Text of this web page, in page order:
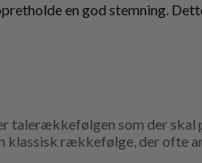
en god stemning.
talerækkefølgen som der
rækkefølge, der ofte